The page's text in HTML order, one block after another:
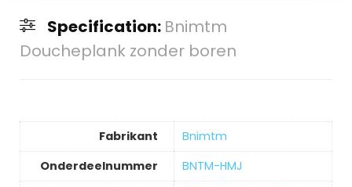
Specification: Bnimtm
Doucheplank zonder boren
Fabrikant
‎Bnimtm
Onderdeelnummer
‎BNTM-HMJ